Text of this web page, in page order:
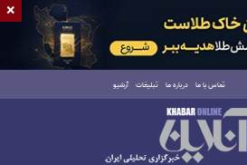
تماس با ما درباره ما تبلیغات آرشیو
×